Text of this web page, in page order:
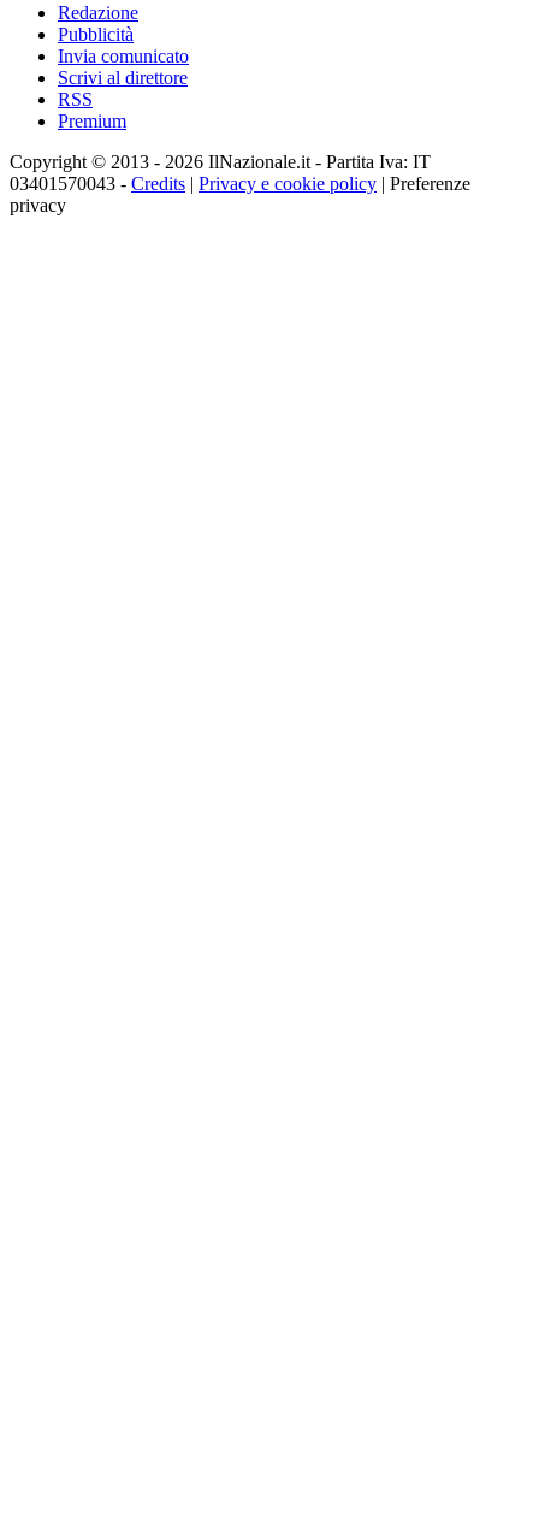
Redazione
Pubblicità
Invia comunicato
Scrivi al direttore
RSS
Premium
Copyright © 2013 - 2026 IlNazionale.it - Partita Iva: IT
03401570043 - Credits | Privacy e cookie policy | Preferenze
privacy